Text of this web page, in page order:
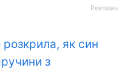
як син
з